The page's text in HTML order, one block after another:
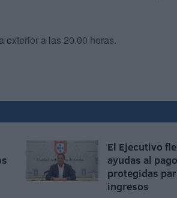
exterior a las 20.00 horas.
El Ejecutivo
ayudas al
protegidas
ingresos